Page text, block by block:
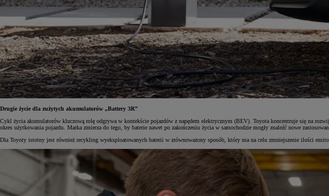
Drugie życie dla zużytych akumulatorów „Battery 3R”
Cykl życia akumulatorów kluczową rolę odgrywa w kontekście pojazdów z napędem elektrycznym (BEV). Toyota koncentruje się na
okres użytkowania pojazdu. Marka zmierza do tego, by baterie nawet po zakończeniu życia w samochodzie mogły znaleźć nowe
Dla Toyoty istotny jest również recykling wyeksploatowanych baterii w zrównoważony sposób, który ma na celu zmniejszenie ilości